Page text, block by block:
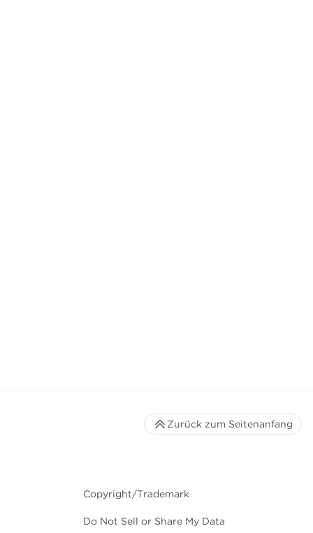
Copyright/Trademark
Do Not Sell or Share My Data
Zurück zum Seitenanfang